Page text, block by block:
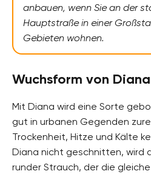
anbauen, wenn Sie an der
Hauptstraße in einer
Gebieten wohnen.
Wuchsform von Diana
Mit Diana wird eine Sorte
gut in urbanen Gegenden
Trockenheit, Hitze und Kälte
Diana nicht geschnitten, wird
runder Strauch, der die